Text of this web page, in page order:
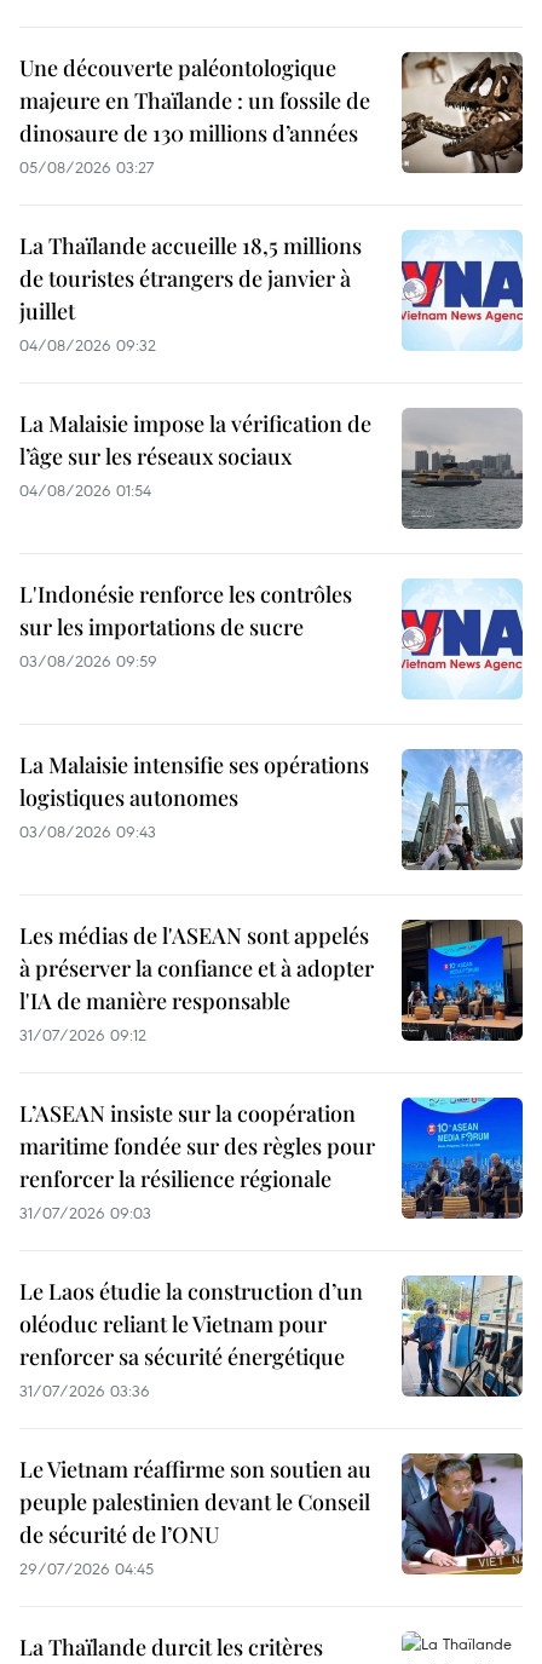
Une découverte paléontologique
majeure en Thaïlande : un fossile de
dinosaure de 130 millions d’années
05/08/2026 03:27
La Thaïlande accueille 18,5 millions
de touristes étrangers de janvier à
juillet
04/08/2026 09:32
La Malaisie impose la vérification de
l’âge sur les réseaux sociaux
04/08/2026 01:54
L'Indonésie renforce les contrôles
sur les importations de sucre
03/08/2026 09:59
La Malaisie intensifie ses opérations
logistiques autonomes
03/08/2026 09:43
Les médias de l'ASEAN sont appelés
à préserver la confiance et à adopter
l'IA de manière responsable
31/07/2026 09:12
L’ASEAN insiste sur la coopération
maritime fondée sur des règles pour
renforcer la résilience régionale
31/07/2026 09:03
Le Laos étudie la construction d’un
oléoduc reliant le Vietnam pour
renforcer sa sécurité énergétique
31/07/2026 03:36
Le Vietnam réaffirme son soutien au
peuple palestinien devant le Conseil
de sécurité de l’ONU
29/07/2026 04:45
La Thaïlande durcit les critères